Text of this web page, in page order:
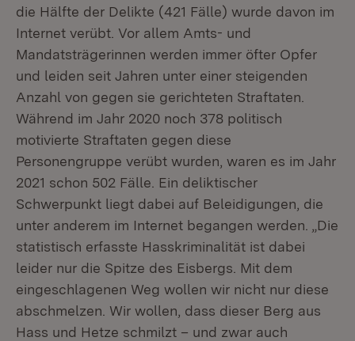
die Hälfte der Delikte (421 Fälle) wurde davon im
Internet verübt. Vor allem Amts- und
Mandatsträgerinnen werden immer öfter Opfer
und leiden seit Jahren unter einer steigenden
Anzahl von gegen sie gerichteten Straftaten.
Während im Jahr 2020 noch 378 politisch
motivierte Straftaten gegen diese
Personengruppe verübt wurden, waren es im Jahr
2021 schon 502 Fälle. Ein deliktischer
Schwerpunkt liegt dabei auf Beleidigungen, die
unter anderem im Internet begangen werden. „Die
statistisch erfasste Hasskriminalität ist dabei
leider nur die Spitze des Eisbergs. Mit dem
eingeschlagenen Weg wollen wir nicht nur diese
abschmelzen. Wir wollen, dass dieser Berg aus
Hass und Hetze schmilzt – und zwar auch